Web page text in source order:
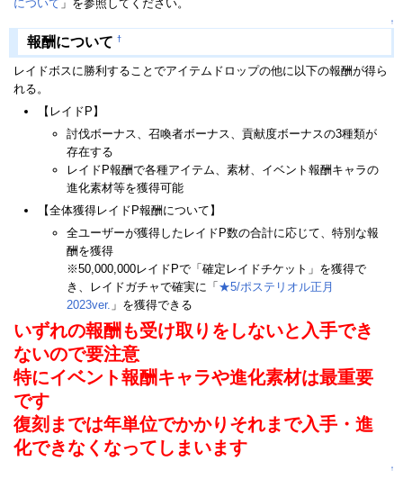
について 」を参照してください。
↑
報酬について †
レイドボスに勝利することでアイテムドロップの他に以下の報酬が得ら
れる。
【レイドP】
討伐ボーナス、召喚者ボーナス、貢献度ボーナスの3種類が
存在する
レイドP報酬で各種アイテム、素材、イベント報酬キャラの
進化素材等を獲得可能
【全体獲得レイドP報酬について】
全ユーザーが獲得したレイドP数の合計に応じて、特別な報
酬を獲得
※50,000,000レイドPで「確定レイドチケット」を獲得で
き、レイドガチャで確実に「 ★5/ポステリオル正月
2023ver. 」を獲得できる
いずれの報酬も受け取りをしないと入手でき
ないので要注意
特にイベント報酬キャラや進化素材は最重要
です
復刻までは年単位でかかりそれまで入手・進
化できなくなってしまいます
↑